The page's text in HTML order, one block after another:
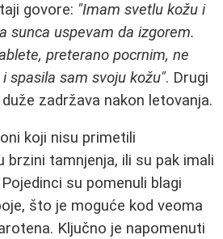
govore: "Imam svetlu kožu i
sunca uspevam da izgorem.
preterano pocrnim, ne
spasila sam svoju kožu". Drugi
zadržava nakon letovanja.
koji nisu primetili
brzini tamnjenja, ili su pak imali
su pomenuli blagi
što je moguće kod veoma
Ključno je napomenuti